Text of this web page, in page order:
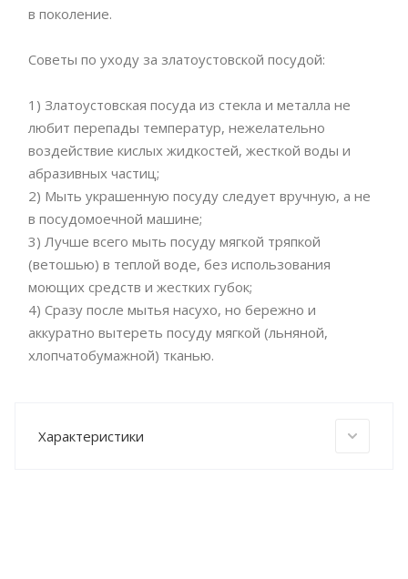
в поколение.
Советы по уходу за златоустовской посудой:
1) Златоустовская посуда из стекла и металла не
любит перепады температур, нежелательно
воздействие кислых жидкостей, жесткой воды и
абразивных частиц;
2) Мыть украшенную посуду следует вручную, а не
в посудомоечной машине;
3) Лучше всего мыть посуду мягкой тряпкой
(ветошью) в теплой воде, без использования
моющих средств и жестких губок;
4) Сразу после мытья насухо, но бережно и
аккуратно вытереть посуду мягкой (льняной,
хлопчатобумажной) тканью.
Характеристики